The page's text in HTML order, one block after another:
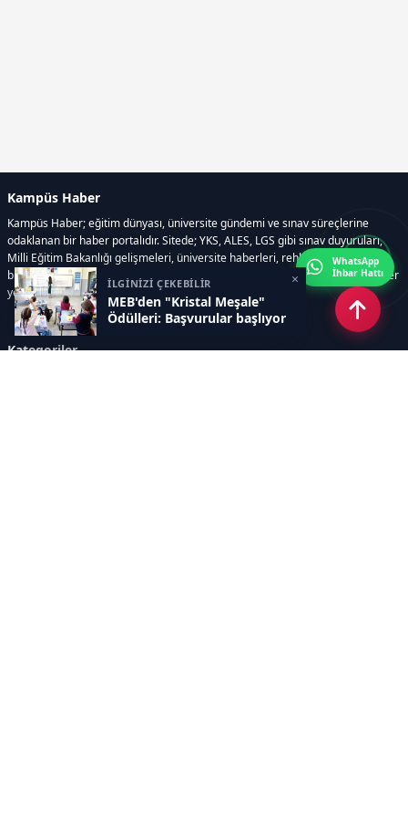
İLGİNİZİ ÇEKEBİLİR
MEB'den "Kristal Meşale"
Ödülleri: Başvurular başlıyor
×
Kampüs Haber
Kampüs Haber; eğitim dünyası, üniversite gündemi ve sınav süreçlerine
odaklanan bir haber portalıdır. Sitede; YKS, ALES, LGS gibi sınav duyuruları,
Milli Eğitim Bakanlığı gelişmeleri, üniversite haberleri, rehberlik içerikleri,
bilim ve teknoloji alanındaki yenilikler ile öğrenci yaşamına dair güncel bilgiler
yer alır.
Kategoriler
WhatsApp
İhbar Hattı